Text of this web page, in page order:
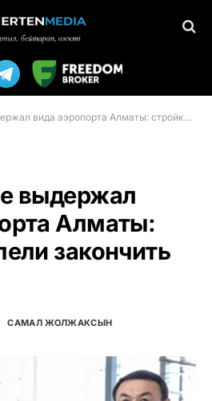
аэропорта Алматы: стройку велели закончить до 1 июля
выдержал
Алматы:
закончить
САМАЛ ЖОЛЖАКСЫН